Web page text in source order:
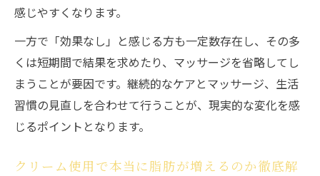
感じやすくなります。
一方で「効果なし」と感じる方も一定数存在し、その多
くは短期間で結果を求めたり、マッサージを省略してし
まうことが要因です。継続的なケアとマッサージ、生活
習慣の見直しを合わせて行うことが、現実的な変化を感
じるポイントとなります。
クリーム使用で本当に脂肪が増えるのか徹底解